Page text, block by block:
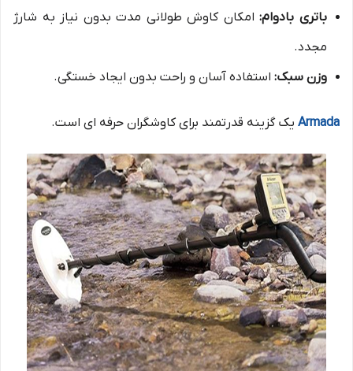
باتری بادوام:امکان کاوش طولانی مدت بدون نیاز به شارژ
مجدد.
وزن سبک: استفاده آسان و راحت بدون ایجاد خستگی.
Armada یک گزینه قدرتمند برای کاوشگران حرفه ای است.